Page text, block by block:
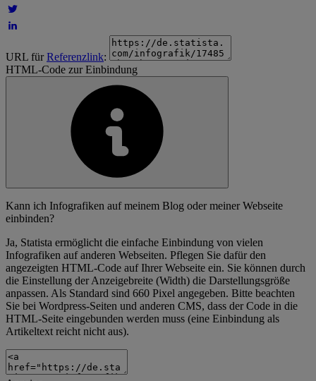
URL fürReferenzlink:
HTML-Code zur Einbindung
Kann ich Infografiken auf meinem Blog oder meiner Webseite
einbinden?
Ja, Statista ermöglicht die einfache Einbindung von vielen
Infografiken auf anderen Webseiten. Pflegen Sie dafür den
angezeigten HTML-Code auf Ihrer Webseite ein. Sie können durch
die Einstellung der Anzeigebreite (Width) die Darstellungsgröße
anpassen. Als Standard sind 660 Pixel angegeben. Bitte beachten
Sie bei Wordpress-Seiten und anderen CMS, dass der Code in die
HTML-Seite eingebunden werden muss (eine Einbindung als
Artikeltext reicht nicht aus).